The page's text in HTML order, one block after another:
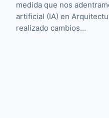
medida que nos
artificial (IA) en
realizado cambios…